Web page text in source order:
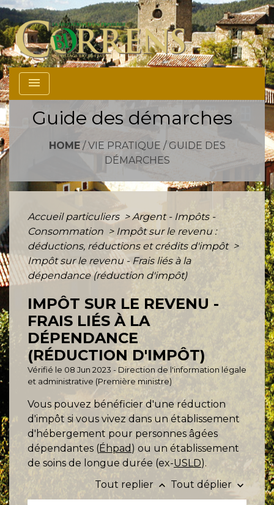
menu
Guide des démarches
HOME/ VIE PRATIQUE / GUIDE DES
DÉMARCHES
Accueil particuliers > Argent - Impôts -
Consommation > Impôt sur le revenu :
déductions, réductions et crédits d'impôt >
Impôt sur le revenu - Frais liés à la
dépendance (réduction d'impôt)
IMPÔT SUR LE REVENU -
FRAIS LIÉS À LA
DÉPENDANCE
(RÉDUCTION D'IMPÔT)
Vérifié le 08 Jun 2023 - Direction de l'information légale
et administrative (Première ministre)
Vous pouvez bénéficier d'une réduction
d'impôt si vous vivez dans un établissement
d'hébergement pour personnes âgées
dépendantes (Éhpad ) ou un établissement
de soins de longue durée (ex-USLD).
Tout replier keyboard_arrow_up Tout déplier keyboard_arrow_down